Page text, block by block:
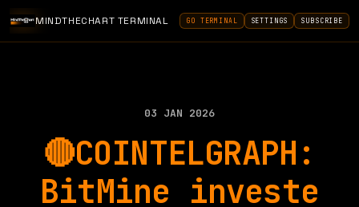
MINDTHECHART TERMINAL GO TERMINAL SETTINGS SUBSCRIBE
03 JAN 2026
🔴COINTELGRAPH:
BitMine investe